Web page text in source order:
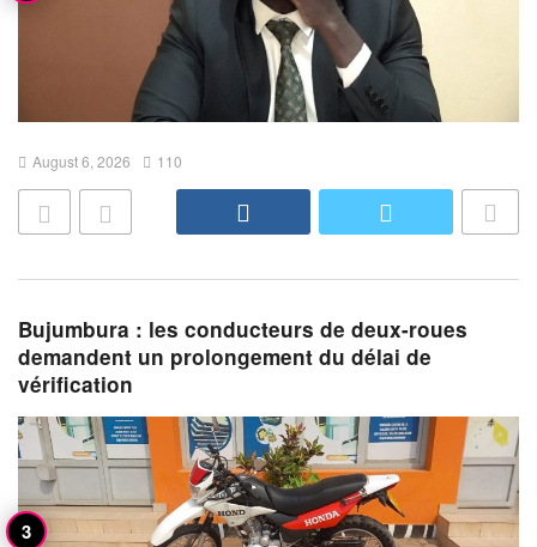
August 6, 2026 110
Bujumbura : les conducteurs de deux-roues
demandent un prolongement du délai de
vérification